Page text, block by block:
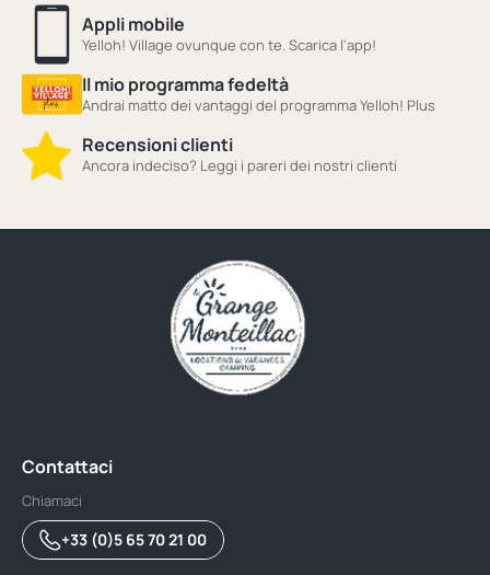
Appli mobile
Yelloh! Village ovunque con te. Scarica l'app!
Il mio programma fedeltà
Andrai matto dei vantaggi del programma Yelloh! Plus
Recensioni clienti
Ancora indeciso? Leggi i pareri dei nostri clienti
Contattaci
Chiamaci
+33 (0)5 65 70 21 00